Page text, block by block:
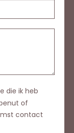
die ik heb
of
contact